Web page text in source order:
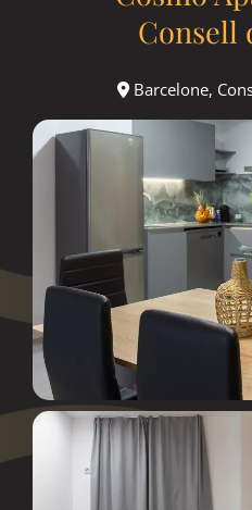
Consell
Barcelone,